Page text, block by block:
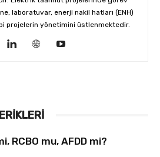
laboratuvar, enerji nakil hatları (ENH)
projelerin yönetimini üstlenmektedir.
RCBO mu, AFDD mi?